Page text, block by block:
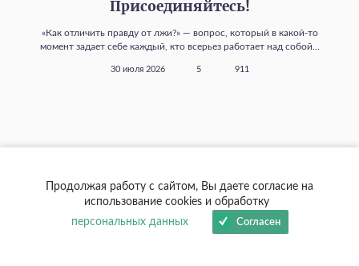
Присоединяйтесь!
«Как отличить правду от лжи?» — вопрос, который в какой‑то
момент задает себе каждый, кто всерьез работает над собой...
30 июля 2026 5 911
Продолжая работу с сайтом, Вы даете согласие на
использование cookies и обработку
персональных данных
Согласен